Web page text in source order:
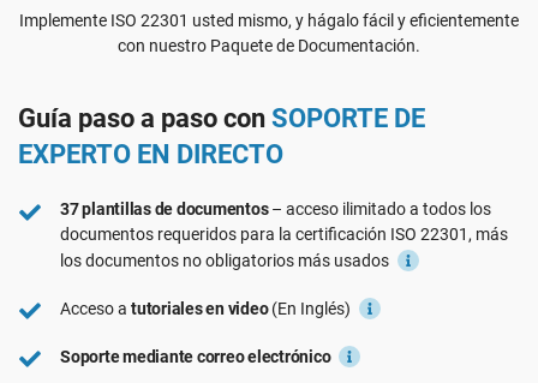
NIS2
RGPD UE
Por tipo
Otros
Sectores
Infraestructura crítica
Ver Demo
Implemente ISO 22301 usted mismo, y hágalo fácil y eficientemente
con nuestro Paquete de Documentación.
Guía paso a paso con SOPORTE DE
EXPERTO EN DIRECTO
37 plantillas de documentos– acceso ilimitado a todos los
documentos requeridos para la certificación ISO 22301 , más
los documentos no obligatorios más usados
Acceso a tutoriales en video(En Inglés)
Soporte mediante correo electrónico